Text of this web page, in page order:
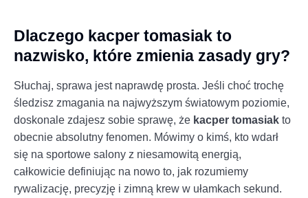
Dlaczego kacper tomasiak to
nazwisko, które zmienia zasady gry?
Słuchaj, sprawa jest naprawdę prosta. Jeśli choć trochę
śledzisz zmagania na najwyższym światowym poziomie,
doskonale zdajesz sobie sprawę, że kacper tomasiak to
obecnie absolutny fenomen. Mówimy o kimś, kto wdarł
się na sportowe salony z niesamowitą energią,
całkowicie definiując na nowo to, jak rozumiemy
rywalizację, precyzję i zimną krew w ułamkach sekund.